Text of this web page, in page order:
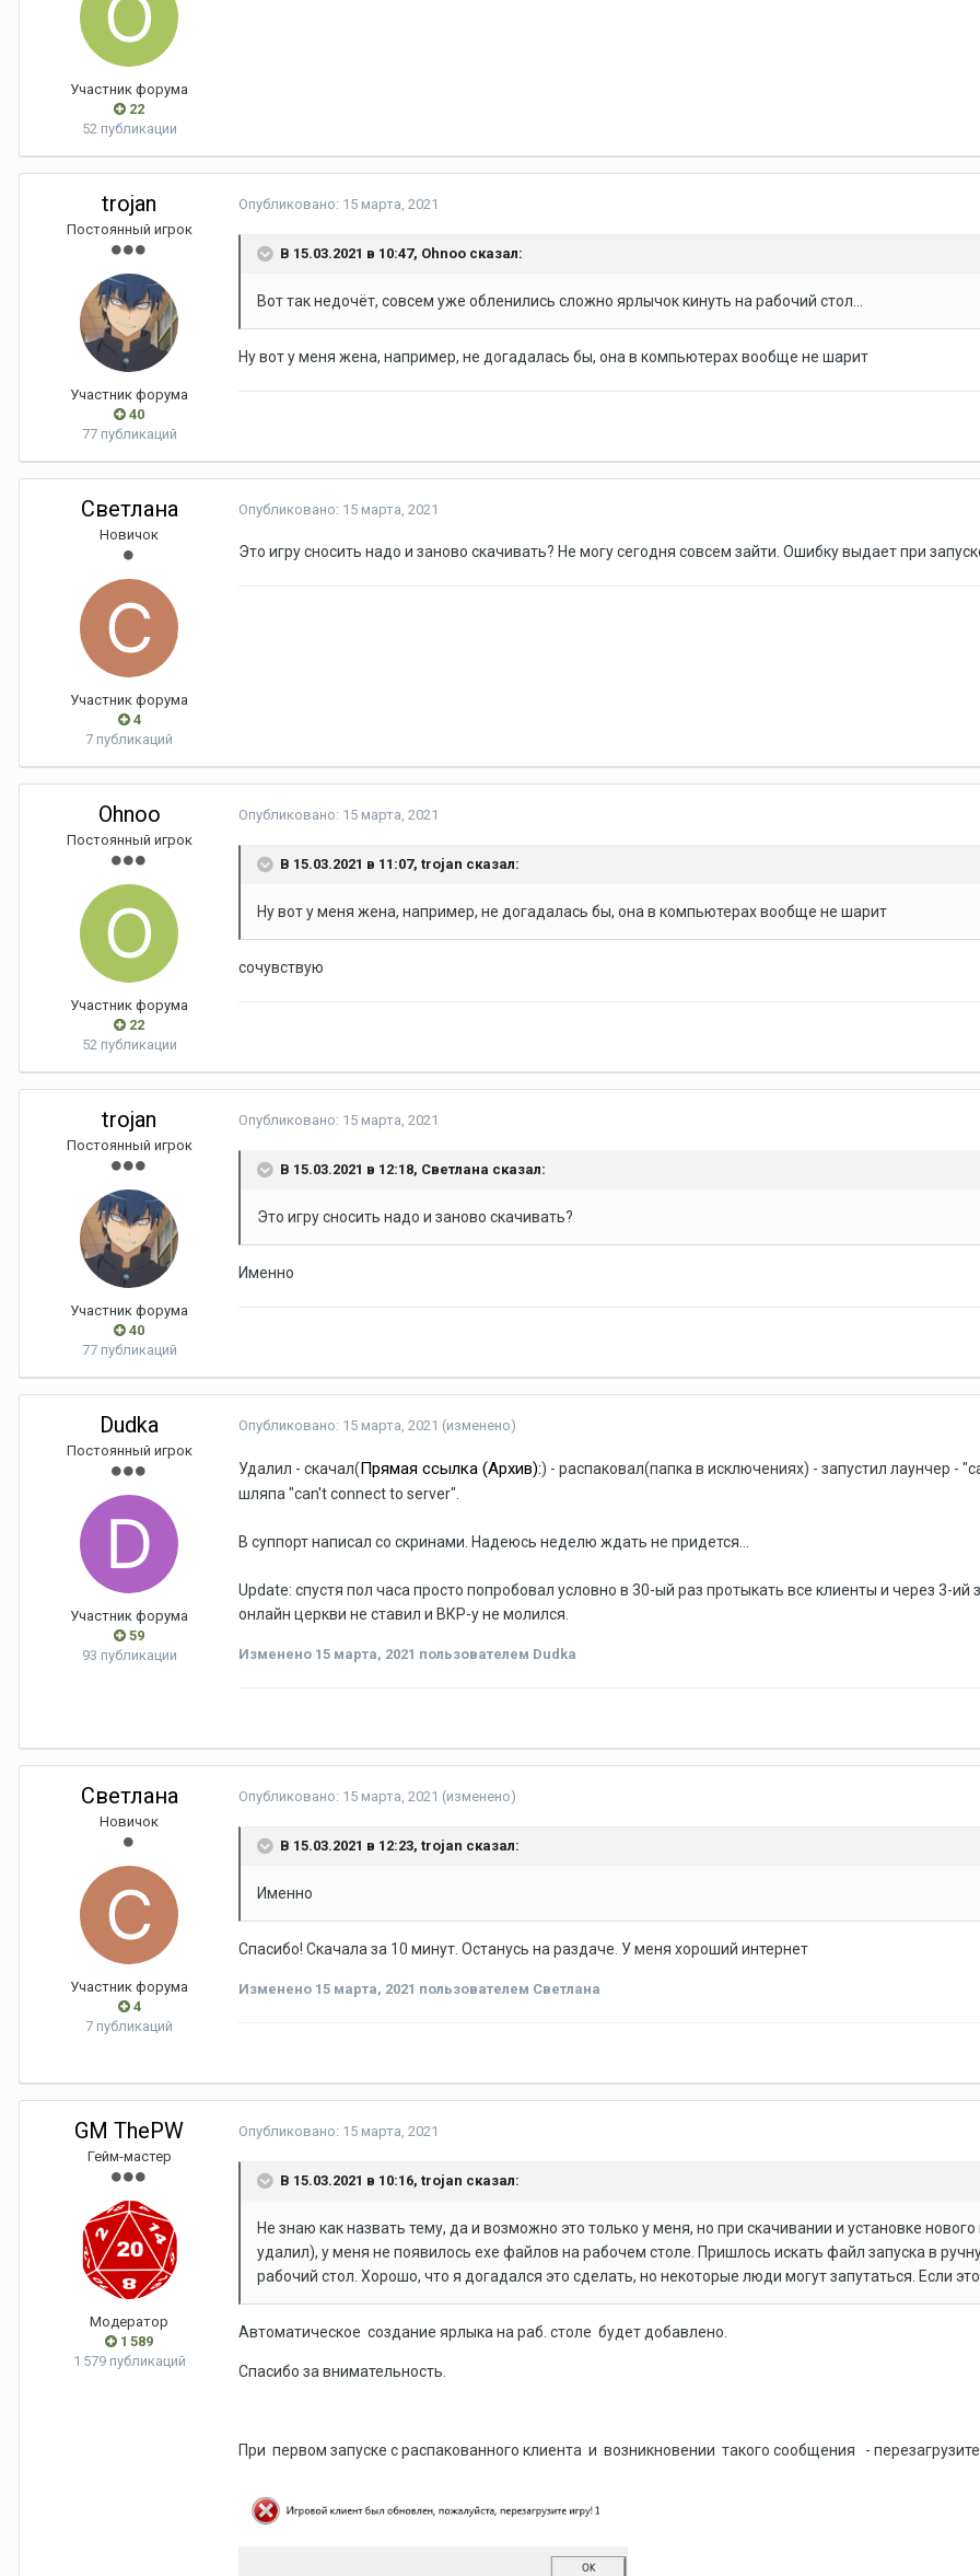
Участник форума
22
52 публикации
trojan
Постоянный игрок
Участник форума
40
77 публикаций
Опубликовано: 15 марта, 2021
В 15.03.2021 в 10:47, Ohnoo сказал:
Вот так недочёт, совсем уже обленились сложно ярлычок кинуть на рабочий стол...
Ну вот у меня жена, например, не догадалась бы, она в компьютерах вообще не шарит
Светлана
Новичок
Участник форума
4
7 публикаций
Опубликовано: 15 марта, 2021
Это игру сносить надо и заново скачивать? Не могу сегодня совсем зайти. Ошибку выдает при
Ohnoo
Постоянный игрок
Участник форума
22
52 публикации
Опубликовано: 15 марта, 2021
В 15.03.2021 в 11:07, trojan сказал:
Ну вот у меня жена, например, не догадалась бы, она в компьютерах вообще не шарит
сочувствую
trojan
Постоянный игрок
Участник форума
40
77 публикаций
Опубликовано: 15 марта, 2021
В 15.03.2021 в 12:18, Светлана сказал:
Это игру сносить надо и заново скачивать?
Именно
Dudka
Постоянный игрок
Участник форума
59
93 публикации
Опубликовано: 15 марта, 2021 (изменено)
Удалил - скачал(Прямая ссылка (Архив):) - распаковал(папка в исключениях) - запустил лаунчер -
шляпа "can't connect to server".
В суппорт написал со скринами. Надеюсь неделю ждать не придется...
Update: спустя пол часа просто попробовал условно в 30-ый раз протыкать все клиенты и через 3-
онлайн церкви не ставил и ВКР-у не молился.
Изменено 15 марта, 2021 пользователем Dudka
Светлана
Новичок
Участник форума
4
7 публикаций
Опубликовано: 15 марта, 2021 (изменено)
В 15.03.2021 в 12:23, trojan сказал:
Именно
Спасибо! Скачала за 10 минут. Останусь на раздаче. У меня хороший интернет
Изменено 15 марта, 2021 пользователем Светлана
GM ThePW
Гейм-мастер
Модератор
1 589
1 579 публикаций
Опубликовано: 15 марта, 2021
В 15.03.2021 в 10:16, trojan сказал:
Не знаю как назвать тему, да и возможно это только у меня, но при скачивании и установке
удалил), у меня не появилось exe файлов на рабочем столе. Пришлось искать файл запуска в
рабочий стол. Хорошо, что я догадался это сделать, но некоторые люди могут запутаться. Если
Автоматическое создание ярлыка на раб. столе будет добавлено.
Спасибо за внимательность.
При первом запуске с распакованного клиента и возникновении такого сообщения -